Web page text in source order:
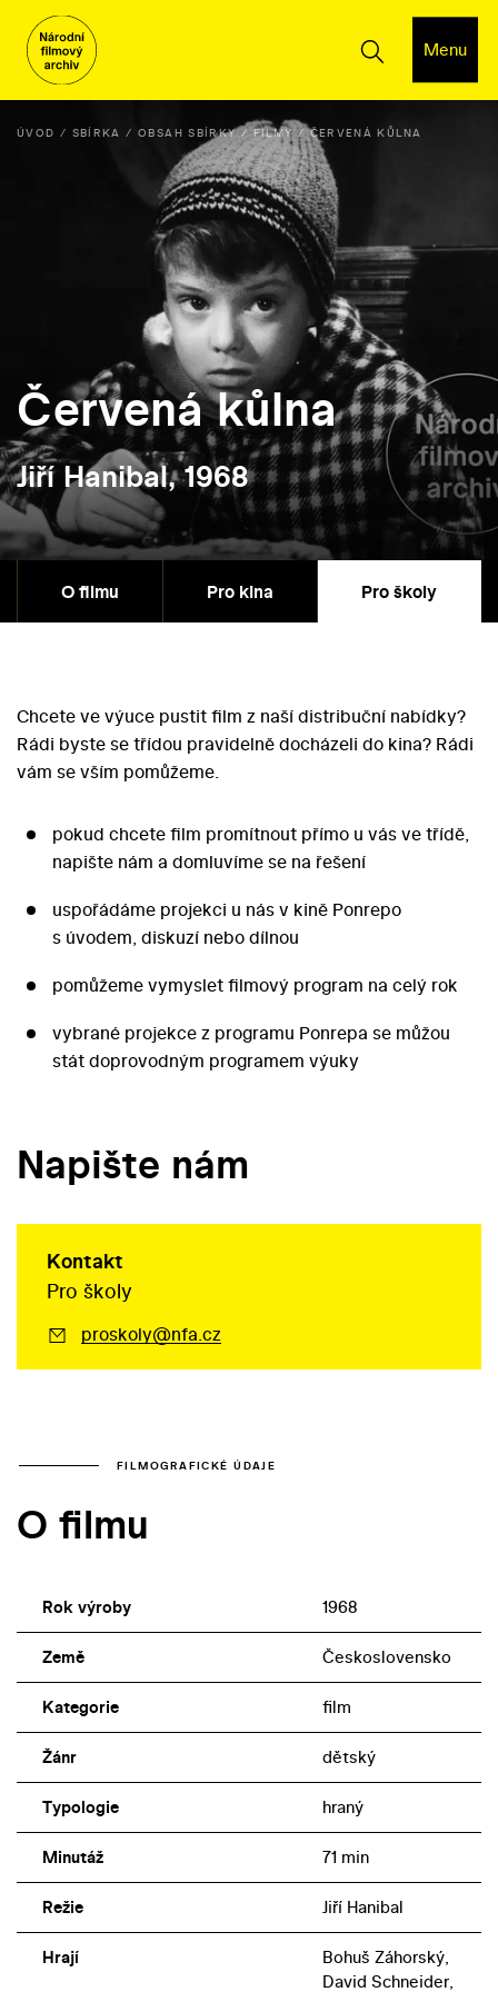
Menu
ÚVOD SBÍRKA OBSAH SBÍRKY FILMY ČERVENÁ KŮLNA
Červená kůlna
Jiří Hanibal, 1968
O filmu Pro kina Pro školy
Chcete ve výuce pustit film z naší distribuční nabídky?
Rádi byste se třídou pravidelně docházeli do kina? Rádi
vám se vším pomůžeme.
pokud chcete film promítnout přímo u vás ve třídě,
napište nám a domluvíme se na řešení
uspořádáme projekci u nás v kině Ponrepo
s úvodem, diskuzí nebo dílnou
pomůžeme vymyslet filmový program na celý rok
vybrané projekce z programu Ponrepa se můžou
stát doprovodným programem výuky
Napište nám
Kontakt
Pro školy
proskoly@nfa.cz
FILMOGRAFICKÉ ÚDAJE
O filmu
Rok výroby 1968
Země Československo
Kategorie film
Žánr dětský
Typologie hraný
Minutáž 71 min
Režie Jiří Hanibal
Hrají
Bohuš Záhorský,
David Schneider,